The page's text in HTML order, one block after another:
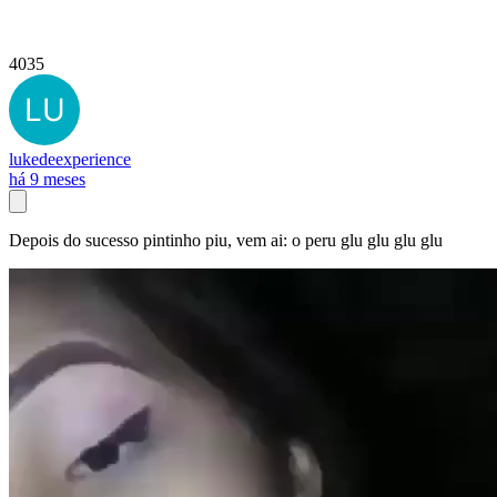
4035
lukedeexperience
há 9 meses
Depois do sucesso pintinho piu, vem ai: o peru glu glu glu glu